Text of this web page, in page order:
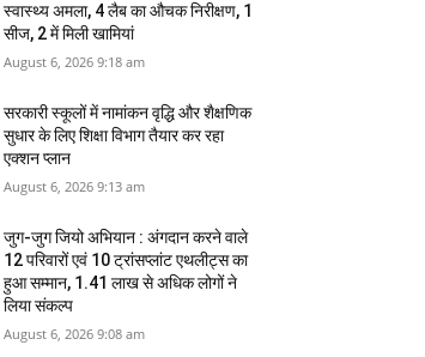
स्‍वास्‍थ्‍य अमला, 4 लैब का औचक निरीक्षण, 1
सीज, 2 में मिली खामियां
August 6, 2026 9:18 am
सरकारी स्‍कूलों में नामांकन वृद्धि और शैक्षणिक
सुधार के लिए शिक्षा विभाग तैयार कर रहा
एक्शन प्लान
August 6, 2026 9:13 am
जुग-जुग जियो अभियान : अंगदान करने वाले
12 परिवारों एवं 10 ट्रांसप्लांट एथलीट्स का
हुआ सम्मान, 1.41 लाख से अधिक लोगों ने
लिया संकल्प
August 6, 2026 9:08 am